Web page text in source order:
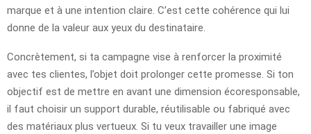
marque et à une intention claire. C’est cette cohérence qui lui
donne de la valeur aux yeux du destinataire.
Concrètement, si ta campagne vise à renforcer la proximité
avec tes clientes, l’objet doit prolonger cette promesse. Si ton
objectif est de mettre en avant une dimension écoresponsable,
il faut choisir un support durable, réutilisable ou fabriqué avec
des matériaux plus vertueux. Si tu veux travailler une image